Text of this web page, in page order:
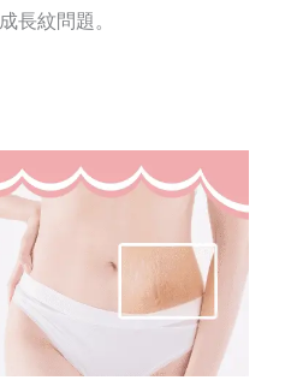
長紋問題。